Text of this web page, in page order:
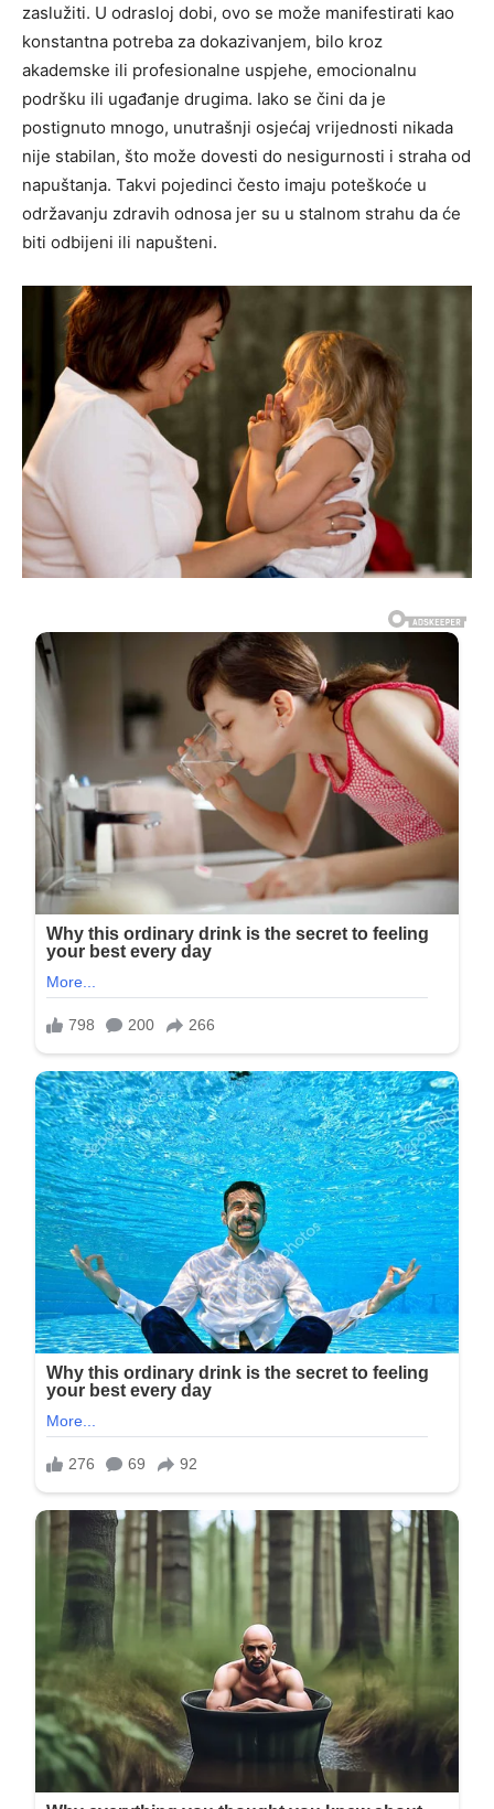
zaslužiti. U odrasloj dobi, ovo se može manifestirati kao
konstantna potreba za dokazivanjem, bilo kroz
akademske ili profesionalne uspjehe, emocionalnu
podršku ili ugađanje drugima. Iako se čini da je
postignuto mnogo, unutrašnji osjećaj vrijednosti nikada
nije stabilan, što može dovesti do nesigurnosti i straha od
napuštanja. Takvi pojedinci često imaju poteškoće u
održavanju zdravih odnosa jer su u stalnom strahu da će
biti odbijeni ili napušteni.